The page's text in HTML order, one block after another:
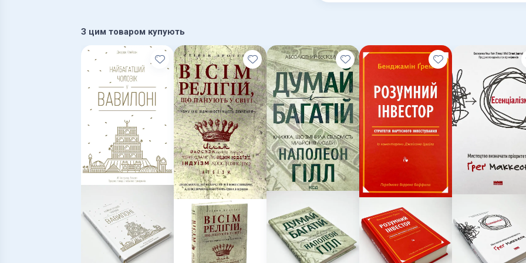
З цим товаром купують